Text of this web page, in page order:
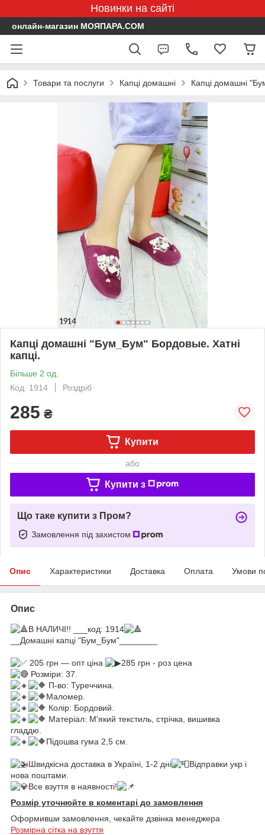
Новинки на сайті
онлайн-магазин МОЯПАРА.COM
Товари та послуги Капці домашні Капці домашні
Капці домашні "Бум_Бум" Бордовые. Хатні
капці.
Більше 2 од.
Код: 1914
Роздріб
285 ₴
Купити
або
Купити з
Що таке купити з Пром?
Замовлення під захистом
Опис Характеристики Доставка Оплата Умови
Опис
В НАЛИЧІ!! ___код: 1914
__Домашні капці "Бум_Бум"________
205 грн — опт ціна
285 грн - роз цена
Розміри: 37.
П-во: Туреччина.
Маломер.
Колір: Бордовий.
Матеріал: М'який текстиль, стрічка, вишивка
гладдю.
Підошва гума 2,5 см.
Швидкісна доставка в Україні, 1-2 дні
Відправки укр і
нова поштами.
Все взуття в наявності!
Розмір уточнюйте в коментарі до замовлення
Оформивши замовлення, чекайте дзвінка менеджера
Розмірна сітка на взуття